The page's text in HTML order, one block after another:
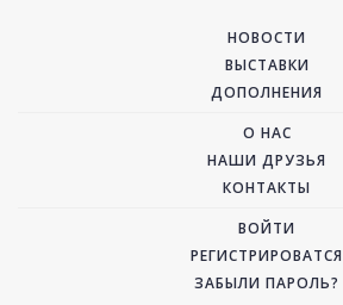
НОВОСТИ
ВЫСТАВКИ
ДОПОЛНЕНИЯ
О НАС
НАШИ ДРУЗЬЯ
КОНТАКТЫ
ВОЙТИ
РЕГИСТРИРОВАТСЯ
ЗАБЫЛИ ПАРОЛЬ?